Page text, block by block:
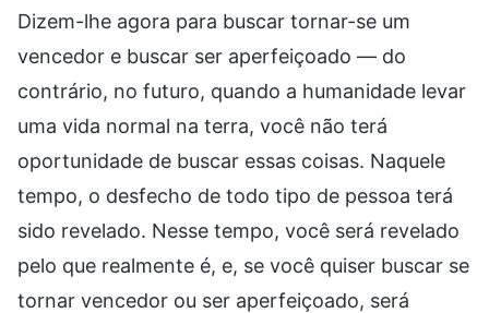
Dizem-lhe agora para buscar tornar-se um
vencedor e buscar ser aperfeiçoado — do
contrário, no futuro, quando a humanidade levar
uma vida normal na terra, você não terá
oportunidade de buscar essas coisas. Naquele
tempo, o desfecho de todo tipo de pessoa terá
sido revelado. Nesse tempo, você será revelado
pelo que realmente é, e, se você quiser buscar se
tornar vencedor ou ser aperfeiçoado, será